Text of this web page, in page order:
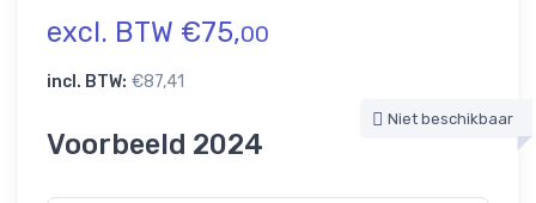
excl. BTW €75,00
incl. BTW: €87,41
Niet beschikbaar
Voorbeeld 2024